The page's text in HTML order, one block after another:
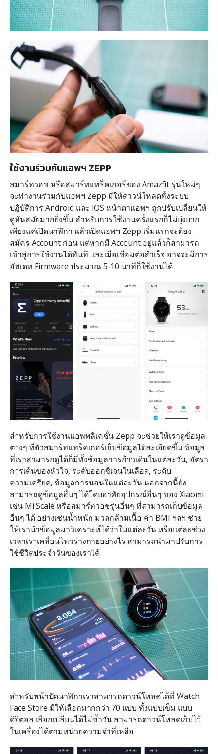
ใช้งานร่วมกับแอพฯ ZEPP
สมาร์ทวอช หรือสมาร์ทแทร็คเกอร์ของ Amazfit รุ่นใหม่ๆ
จะทำงานร่วมกับแอพฯ Zepp มีให้ดาวน์โหลดทั้งระบบ
ปฏิบัติการ Android และ iOS หน้าตาแอพฯ ถูกปรับเปลี่ยนให้
ดูทันสมัยมากยิ่งขึ้น สำหรับการใช้งานครั้งแรกก็ไม่ยุ่งยาก
เพียงแค่เปิดนาฬิกา แล้วเปิดแอพฯ Zepp เริ่มแรกจะต้อง
สมัคร Account ก่อน แต่หากมี Account อยู่แล้วก็สามารถ
เข้าสู่การใช้งานได้ทันที และเมื่อเชื่อมต่อสำเร็จ อาจจะมีการ
อัพเดท Firmware ประมาณ 5-10 นาทีก็ใช้งานได้
สำหรับการใช้งานแอพพลิเคชั่น Zepp จะช่วยให้เราดูข้อมูล
ต่างๆ ที่ตัวสมาร์ทแทร็คเกอร์เก็บข้อมูลได้ละเอียดขึ้น ข้อมูล
ที่เราสามารถดูได้ก็มีทั้งข้อมูลการก้าวเดินในแต่ละวัน, อัตรา
การเต้นของหัวใจ, ระดับออกซิเจนในเลือด, ระดับ
ความเครียด, ข้อมูลการนอนในแต่ละวัน นอกจากนี้ยัง
สามารถดูข้อมูลอื่นๆ ได้โดยอาศัยอุปกรณ์อื่นๆ ของ Xiaomi
เช่น Mi Scale หรือสมาร์ทวอชรุ่นอื่นๆ ที่สามารถเก็บข้อมูล
อื่นๆ ได้ อย่างเช่นน้ำหนัก มวลกล้ามเนื้อ ค่า BMI ฯลฯ ช่วย
ให้เรานำข้อมูลมาวิเคราะห์ได้ว่าในแต่ละวัน หรือแต่ละช่วง
เวลาเราเคลื่อนไหวร่างกายอย่างไร สามารถนำมาปรับการ
ใช้ชีวิตประจำวันของเราได้
สำหรับหน้าปัดนาฬิกาเราสามารถดาวน์โหลดได้ที่ Watch
Face Store มีให้เลือกมากกว่า 70 แบบ ทั้งแบบเข็ม แบบ
ดิจิตอล เลือกเปลี่ยนได้ไม่ซ้ำวัน สามารถดาวน์โหลดเก็บไว้
ในเครื่องได้ตามหน่วยความจำที่เหลือ